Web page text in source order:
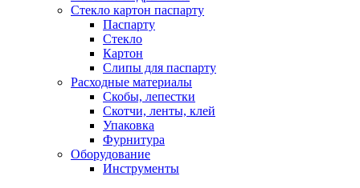
Стекло картон паспарту
Паспарту
Стекло
Картон
Слипы для паспарту
Расходные материалы
Скобы, лепестки
Скотчи, ленты, клей
Упаковка
Фурнитура
Оборудование
Инструменты